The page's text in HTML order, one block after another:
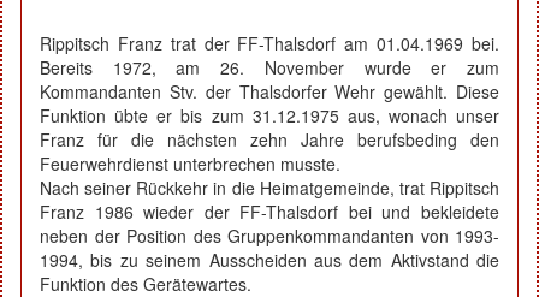
Rippitsch Franz trat der FF-Thalsdorf am 01.04.1969 bei.
Bereits 1972, am 26. November wurde er zum
Kommandanten Stv. der Thalsdorfer Wehr gewählt. Diese
Funktion übte er bis zum 31.12.1975 aus, wonach unser
Franz für die nächsten zehn Jahre berufsbeding den
Feuerwehrdienst unterbrechen musste.
Nach seiner Rückkehr in die Heimatgemeinde, trat Rippitsch
Franz 1986 wieder der FF-Thalsdorf bei und bekleidete
neben der Position des Gruppenkommandanten von 1993-
1994, bis zu seinem Ausscheiden aus dem Aktivstand die
Funktion des Gerätewartes.